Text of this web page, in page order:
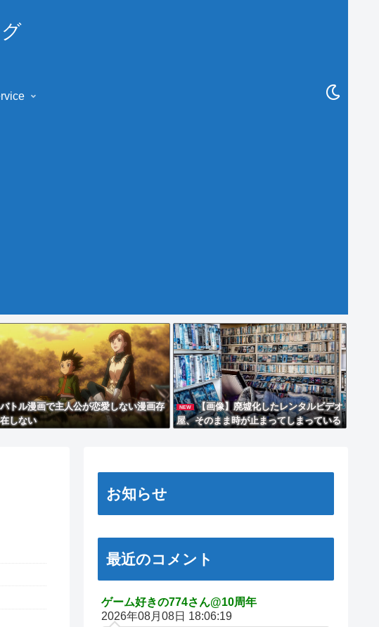
バトル漫画で主人公が恋愛しない漫画存
在しない
NEW
【画像】廃墟化したレンタルビデオ
屋、そのまま時が止まってしまっている
お知らせ
最近のコメント
ゲーム好きの774さん@10周年
2026年08月08日 18:06:19